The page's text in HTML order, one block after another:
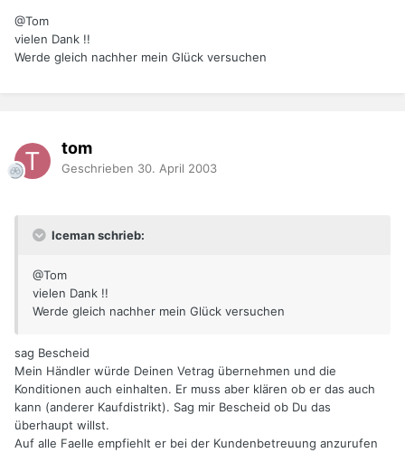
@Tom
vielen Dank !!
Werde gleich nachher mein Glück versuchen
tom
Geschrieben 30. April 2003
Iceman schrieb:
@Tom
vielen Dank !!
Werde gleich nachher mein Glück versuchen
sag Bescheid
Mein Händler würde Deinen Vetrag übernehmen und die
Konditionen auch einhalten. Er muss aber klären ob er das auch
kann (anderer Kaufdistrikt). Sag mir Bescheid ob Du das
überhaupt willst.
Auf alle Faelle empfiehlt er bei der Kundenbetreuung anzurufen